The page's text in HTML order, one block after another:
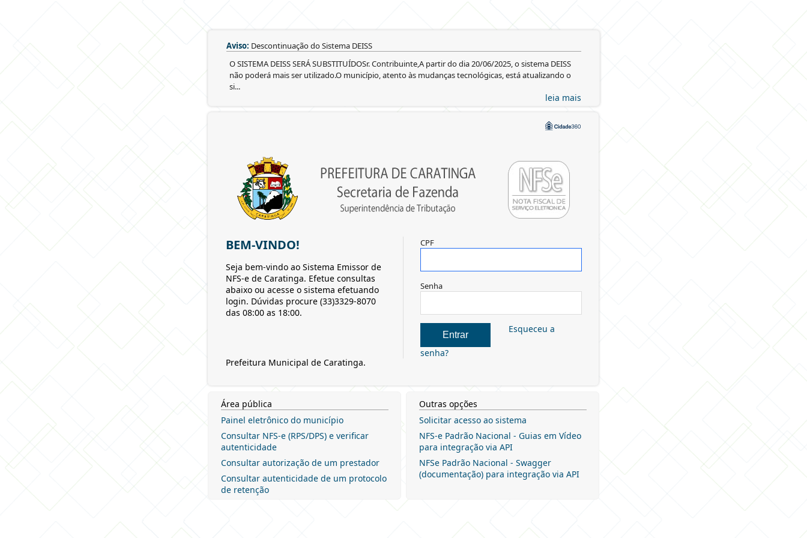
Aviso: Descontinuação do Sistema DEISS
O SISTEMA DEISS SERÁ SUBSTITUÍDOSr. Contribuinte,A partir do dia 20/06/2025, o sistema DEISS
não poderá mais ser utilizado.O município, atento às mudanças tecnológicas, está atualizando o
si...
leia mais
BEM-VINDO!
Seja bem-vindo ao Sistema Emissor de
NFS-e de Caratinga. Efetue consultas
abaixo ou acesse o sistema efetuando
login. Dúvidas procure (33)3329-8070
das 08:00 as 18:00.
Prefeitura Municipal de Caratinga.
CPF
Senha
Esqueceu a
senha?
Área pública
Painel eletrônico do município
Consultar NFS-e (RPS/DPS) e verificar
autenticidade
Consultar autorização de um prestador
Consultar autenticidade de um protocolo
de retenção
Outras opções
Solicitar acesso ao sistema
NFS-e Padrão Nacional - Guias em Vídeo
para integração via API
NFSe Padrão Nacional - Swagger
(documentação) para integração via API